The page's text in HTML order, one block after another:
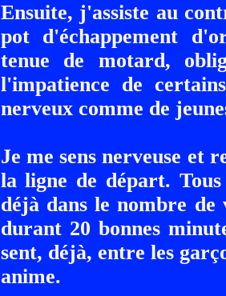
Ensuite, j'assiste au
pot d'échappement
tenue de motard,
l'impatience de
nerveux comme de
Je me sens nerveuse et
la ligne de départ.
déjà dans le nombre
durant 20 bonnes
sent, déjà, entre les
anime.